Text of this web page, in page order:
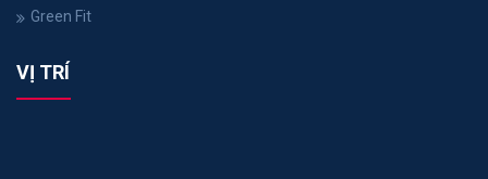
Green Fit
VỊ TRÍ